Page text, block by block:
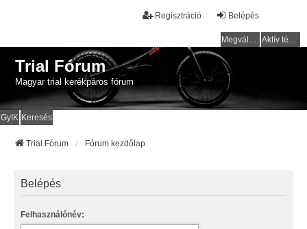
Belépés
Regisztráció
Megválaszolatlan témák Aktív témák
Trial Fórum
Magyar trial kerékpáros fórum
GyIK Keresés
Trial Fórum Fórum kezdőlap
Belépés
Felhasználónév: